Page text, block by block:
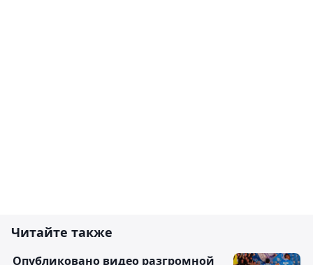
Читайте также
Опубликовано видео разгромной